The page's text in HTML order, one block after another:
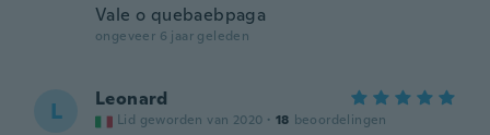
Vale o quebaebpaga
ongeveer 6 jaar geleden
L Leonard
Lid geworden van 2020 · 18 beoordelingen